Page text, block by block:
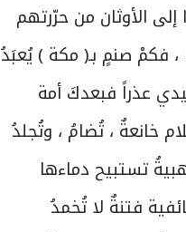
إلى الأوثان من حرّرتهم
، فكمْ صنمٍ بـ( مكة ) يُعبَدُ
عذراً فبعدكَ أمة
خانعةٌ ، تُضامُ ، وتُجلدُ
تستبيح دماءها
فتنةٌ لا تُخمدُ